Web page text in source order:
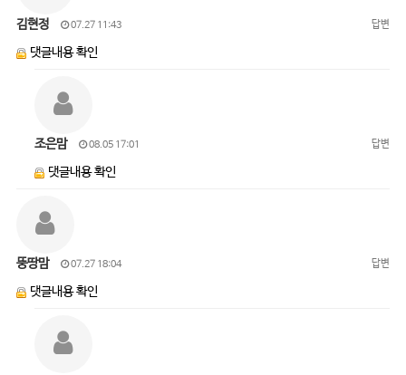
김현정 07.27 11:43 답변
댓글내용 확인
조은맘 08.05 17:01 답변
댓글내용 확인
뚱땅맘 07.27 18:04 답변
댓글내용 확인